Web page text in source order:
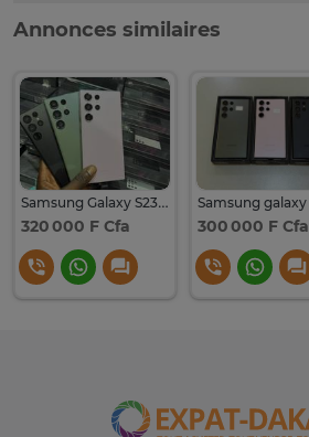
Annonces similaires
Samsung Galaxy S23 Ultra
320 000 F Cfa 300 000 F Cfa